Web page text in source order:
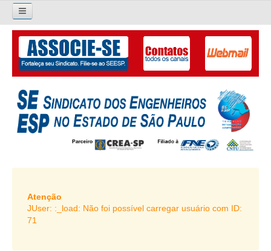
Pesquisar...
O SINDICATO
APRESENTAÇÃO
PALAVRA DO PRESIDENTE
DIRETORIA
LIVRO GESTÃO 2026-2029
SUBSEDES SINDICAIS
Atenção
JUser: :_load: Não foi possível carregar usuário com ID:
71